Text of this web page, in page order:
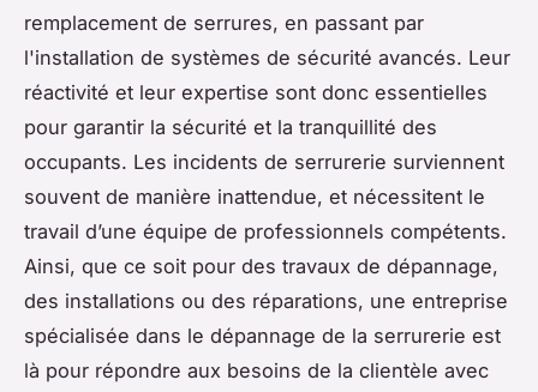
remplacement de serrures, en passant par
l'installation de systèmes de sécurité avancés. Leur
réactivité et leur expertise sont donc essentielles
pour garantir la sécurité et la tranquillité des
occupants. Les incidents de serrurerie surviennent
souvent de manière inattendue, et nécessitent le
travail d’une équipe de professionnels compétents.
Ainsi, que ce soit pour des travaux de dépannage,
des installations ou des réparations, une entreprise
spécialisée dans le dépannage de la serrurerie est
là pour répondre aux besoins de la clientèle avec